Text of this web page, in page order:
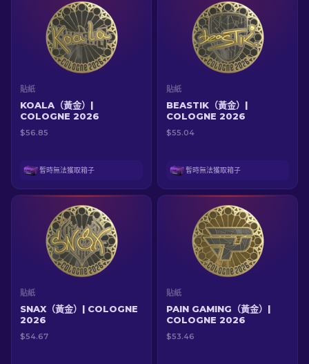
貼紙
KOALA（黃金）|
COLOGNE 2026
$56.85
暫時無法獲取箱子
貼紙
BEASTIK（黃金）|
COLOGNE 2026
$55.04
暫時無法獲取箱子
貼紙
SNAX（黃金）| COLOGNE
2026
$54.67
貼紙
PAIN GAMING（黃金）|
COLOGNE 2026
$53.46